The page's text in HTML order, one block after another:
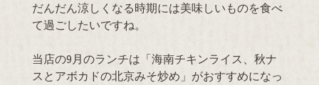
だんだん涼しくなる時期には美味しいものを食べ
て過ごしたいですね。
当店の9月のランチは「海南チキンライス、秋ナ
スとアボカドの北京みそ炒め」がおすすめになっ